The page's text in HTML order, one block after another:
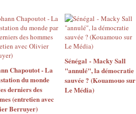
Chapoutot - La
du monde
derniers des
(entretien avec
Berruyer)
Sénégal - Macky Sall
"annulé", la démocratie
sauvée ? (Kouamouo sur
Le Média)